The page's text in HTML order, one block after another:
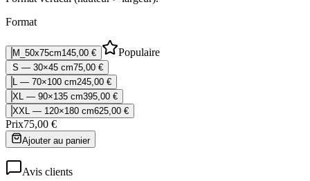
Format
M_50x75cm145,00 € Populaire
S — 30×45 cm75,00 €
L — 70×100 cm245,00 €
XL — 90×135 cm395,00 €
XXL — 120×180 cm625,00 €
Prix75,00 €
Ajouter au panier
Avis clients